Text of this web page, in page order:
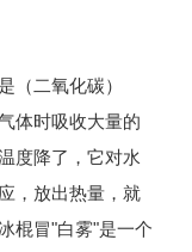
二氧化碳）
体时吸收大量的
度降了，它对水
，放出热量，就
棍冒"白雾"是一个